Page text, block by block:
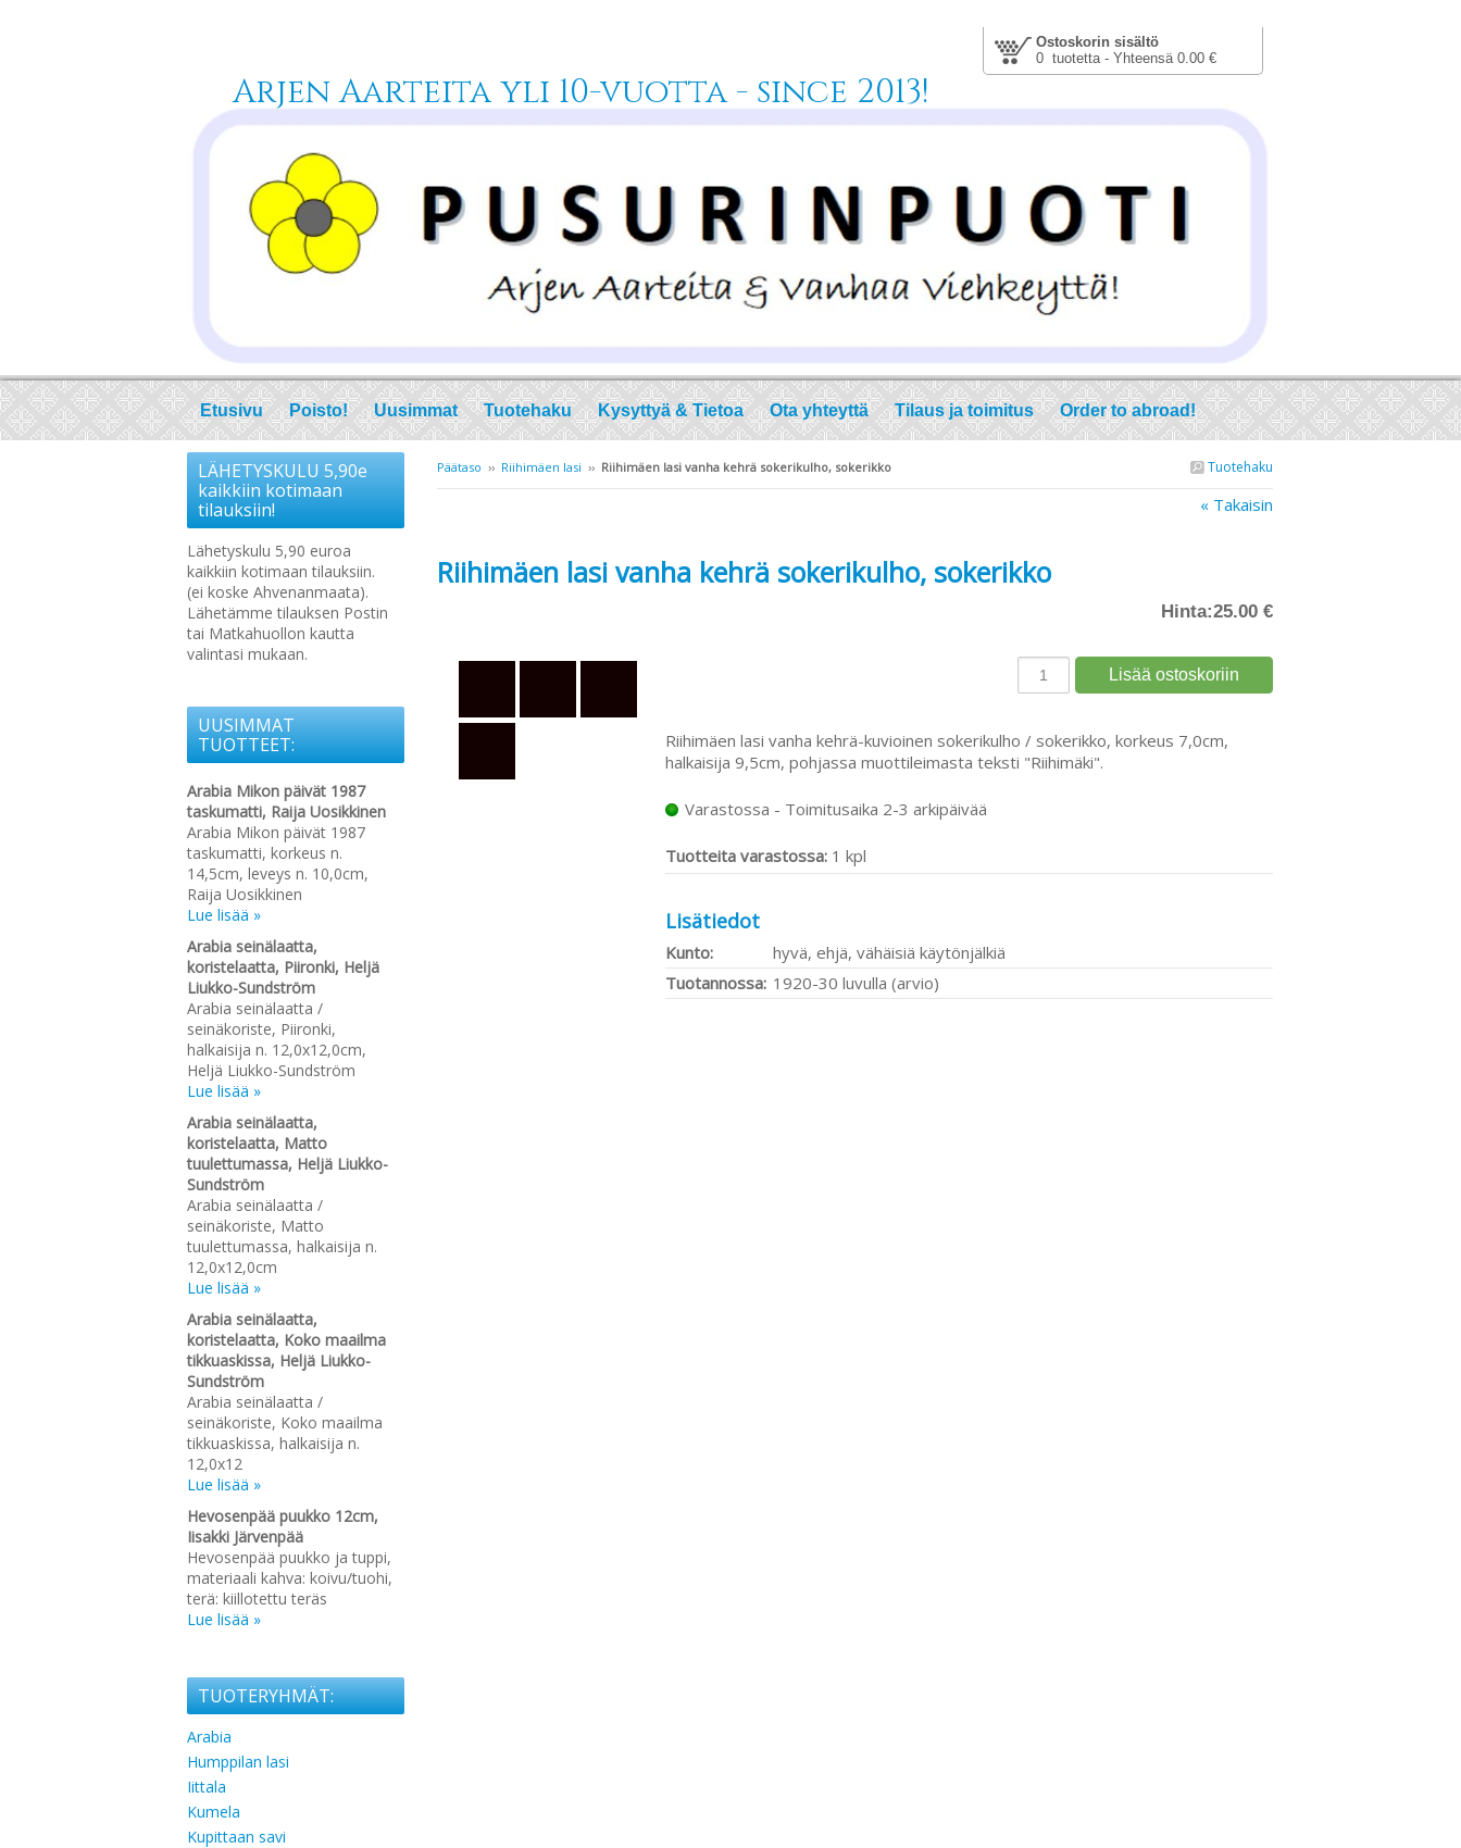
Ostoskorin sisältö
0 tuotetta - Yhteensä 0.00 €
Arjen Aarteita yli 10-vuotta - since 2013!
Etusivu Poisto! Uusimmat Tuotehaku Kysyttyä & Tietoa Ota yhteyttä Tilaus ja toimitus Order to abroad!
Tuotehaku
Päätaso ›› Riihimäen lasi ›› Riihimäen lasi vanha kehrä sokerikulho, sokerikko
« Takaisin
Riihimäen lasi vanha kehrä sokerikulho, sokerikko
Hinta:25.00 €
Riihimäen lasi vanha kehrä-kuvioinen sokerikulho / sokerikko, korkeus 7,0cm,
halkaisija 9,5cm, pohjassa muottileimasta teksti "Riihimäki".
Varastossa - Toimitusaika 2-3 arkipäivää
Tuotteita varastossa: 1 kpl
Lisätiedot
Kunto:
hyvä, ehjä, vähäisiä käytönjälkiä
Tuotannossa: 1920-30 luvulla (arvio)
LÄHETYSKULU 5,90e
kaikkiin kotimaan
tilauksiin!
Lähetyskulu 5,90 euroa
kaikkiin kotimaan tilauksiin.
(ei koske Ahvenanmaata).
Lähetämme tilauksen Postin
tai Matkahuollon kautta
valintasi mukaan.
UUSIMMAT
TUOTTEET:
Arabia Mikon päivät 1987
taskumatti, Raija Uosikkinen
Arabia Mikon päivät 1987
taskumatti, korkeus n.
14,5cm, leveys n. 10,0cm,
Raija Uosikkinen
Lue lisää »
Arabia seinälaatta,
koristelaatta, Piironki, Heljä
Liukko-Sundström
Arabia seinälaatta /
seinäkoriste, Piironki,
halkaisija n. 12,0x12,0cm,
Heljä Liukko-Sundström
Lue lisää »
Arabia seinälaatta,
koristelaatta, Matto
tuulettumassa, Heljä Liukko-
Sundström
Arabia seinälaatta /
seinäkoriste, Matto
tuulettumassa, halkaisija n.
12,0x12,0cm
Lue lisää »
Arabia seinälaatta,
koristelaatta, Koko maailma
tikkuaskissa, Heljä Liukko-
Sundström
Arabia seinälaatta /
seinäkoriste, Koko maailma
tikkuaskissa, halkaisija n.
12,0x12
Lue lisää »
Hevosenpää puukko 12cm,
Iisakki Järvenpää
Hevosenpää puukko ja tuppi,
materiaali kahva: koivu/tuohi,
terä: kiillotettu teräs
Lue lisää »
TUOTERYHMÄT:
Arabia
Humppilan lasi
Iittala
Kumela
Kupittaan savi